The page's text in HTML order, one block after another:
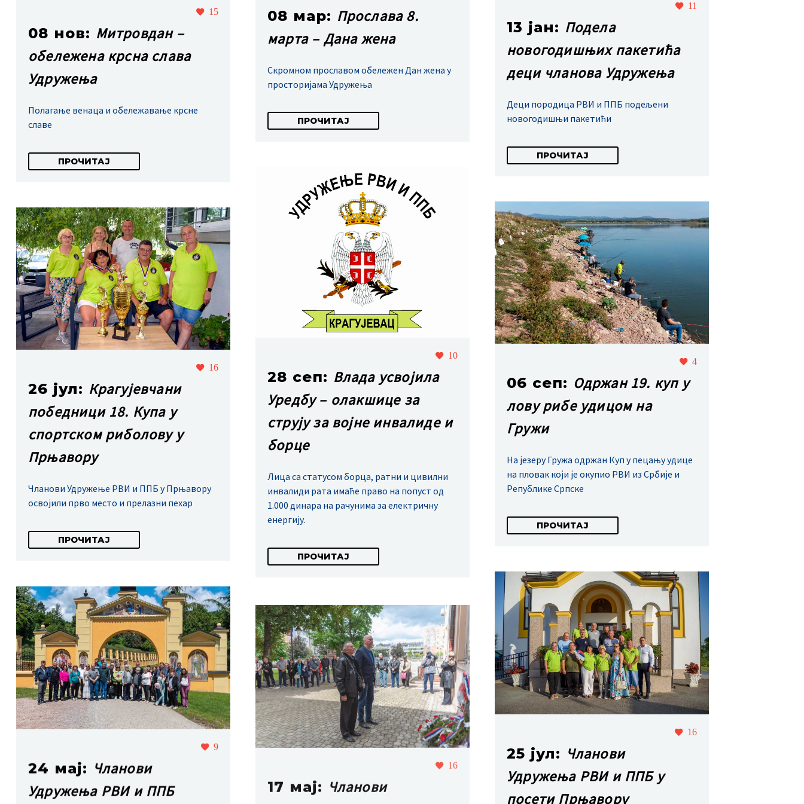
08 мар: Прослава 8.
марта – Дана жена
Скромном прославом обележен Дан жена у
просторијама Удружења
ПРОЧИТАЈ
11
13 јан: Подела
новогодишњих пакетића
деци чланова Удружења
Деци породица РВИ и ППБ подељени
новогодишњи пакетићи
ПРОЧИТАЈ
15
08 нов: Митровдан –
обележена крсна слава
Удружења
Полагање венаца и обележавање крсне
славе
ПРОЧИТАЈ
10
28 сеп: Влада усвојила
Уредбу – олакшице за
струју за војне инвалиде и
борце
Лица са статусом борца, ратни и цивилни
инвалиди рата имаће право на попуст од
1.000 динара на рачунима за електричну
енергију.
ПРОЧИТАЈ
4
06 сеп: Одржан 19. куп у
лову рибе удицом на
Гружи
На језеру Гружа одржан Куп у пецању удице
на пловак који је окупио РВИ из Србије и
Републике Српске
ПРОЧИТАЈ
16
26 јул: Крагујевчани
победници 18. Купа у
спортском риболову у
Прњавору
Чланови Удружење РВИ и ППБ у Прњавору
освојили прво место и прелазни пехар
ПРОЧИТАЈ
16
25 јул: Чланови
Удружења РВИ и ППБ у
посети Прњавору
9
24 мај: Чланови
Удружења РВИ и ППБ
16
17 мај: Чланови